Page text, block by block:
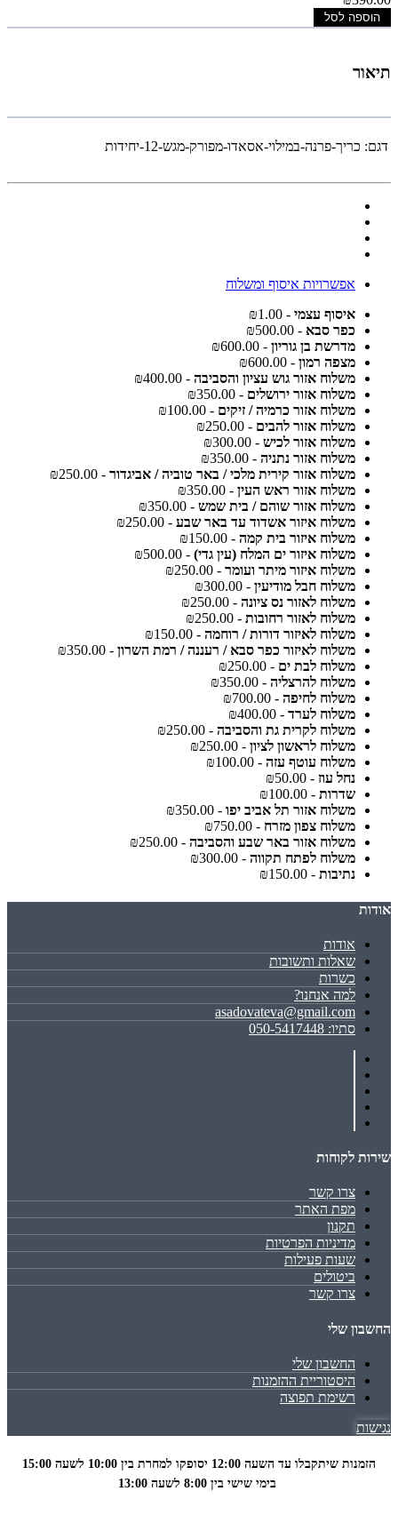
הוספה לסל
תיאור
דגם: כריך-פרנה-במילוי-אסאדו-מפורק-מגש-12-יחידות
אפשרויות איסוף ומשלוח
איסוף עצמי - ₪1.00
כפר סבא - ₪500.00
מדרשת בן גוריון - ₪600.00
מצפה רמון - ₪600.00
משלוח אזור גוש עציון והסביבה - ₪400.00
משלוח אזור ירושלים - ₪350.00
משלוח אזור כרמיה / זיקים - ₪100.00
משלוח אזור להבים - ₪250.00
משלוח אזור לכיש - ₪300.00
משלוח אזור נתניה - ₪350.00
משלוח אזור קירית מלכי / באר טוביה / אביגדור - ₪250.00
משלוח אזור ראש העין - ₪350.00
משלוח אזור שוהם / בית שמש - ₪350.00
משלוח איזור אשדוד עד באר שבע - ₪250.00
משלוח איזור בית קמה - ₪150.00
משלוח איזור ים המלח (עין גדי) - ₪500.00
משלוח איזור מיתר ועומר - ₪250.00
משלוח חבל מודיעין - ₪300.00
משלוח לאזור נס ציונה - ₪250.00
משלוח לאזור רחובות - ₪250.00
משלוח לאיזור דורות / רוחמה - ₪150.00
משלוח לאיזור כפר סבא / רעננה / רמת השרון - ₪350.00
משלוח לבת ים - ₪250.00
משלוח להרצליה - ₪350.00
משלוח לחיפה - ₪700.00
משלוח לערד - ₪400.00
משלוח לקרית גת והסביבה - ₪250.00
משלוח לראשון לציון - ₪250.00
משלוח עוטף עזה - ₪100.00
נחל עוז - ₪50.00
שדרות - ₪100.00
משלוח אזור תל אביב יפו - ₪350.00
משלוח צפון מזרח - ₪750.00
משלוח אזור באר שבע והסביבה - ₪250.00
משלוח לפתח תקווה - ₪300.00
נתיבות - ₪150.00
אודות
אודות
שאלות ותשובות
כשרות
למה אנחנו?
asadovateva@gmail.com
סתיו: 050-5417448
שירות לקוחות
צרו קשר
מפת האתר
תקנון
מדיניות הפרטיות
שעות פעילות
ביטולים
צרו קשר
החשבון שלי
החשבון שלי
היסטוריית ההזמנות
רשימת תפוצה
נגישות
הזמנות שיתקבלו עד השעה 12:00 יסופקו למחרת בין 10:00 לשעה
15:00